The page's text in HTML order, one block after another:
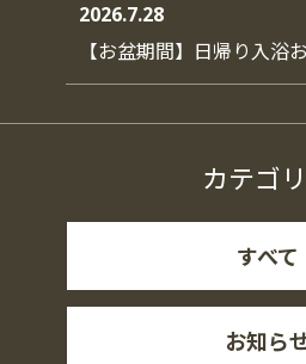
2026.7.28
【お盆期間】日帰り入浴
カテゴ
すべて
お知ら